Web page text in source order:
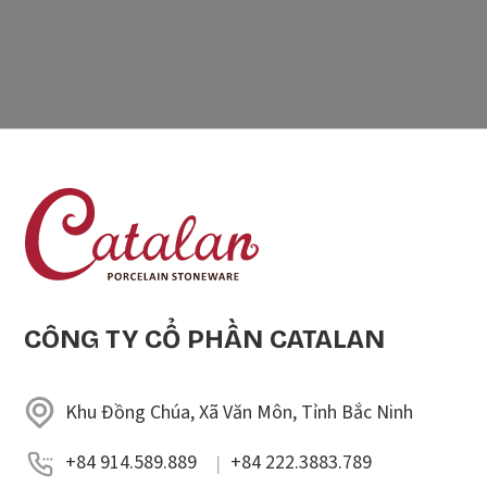
CÔNG TY CỔ PHẦN CATALAN
Khu Đồng Chúa, Xã Văn Môn, Tỉnh Bắc Ninh
+84 914.589.889
| +84 222.3883.789